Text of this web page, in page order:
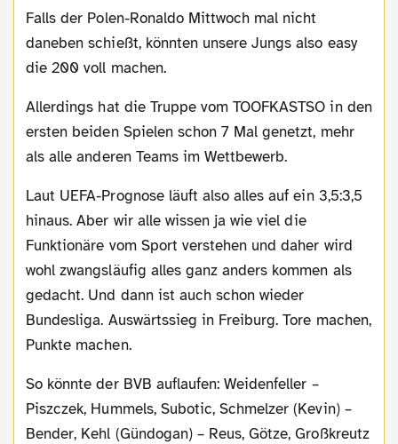
Falls der Polen-Ronaldo Mittwoch mal nicht
daneben schießt, könnten unsere Jungs also easy
die 200 voll machen.
Allerdings hat die Truppe vom TOOFKASTSO in den
ersten beiden Spielen schon 7 Mal genetzt, mehr
als alle anderen Teams im Wettbewerb.
Laut UEFA-Prognose läuft also alles auf ein 3,5:3,5
hinaus. Aber wir alle wissen ja wie viel die
Funktionäre vom Sport verstehen und daher wird
wohl zwangsläufig alles ganz anders kommen als
gedacht. Und dann ist auch schon wieder
Bundesliga. Auswärtssieg in Freiburg. Tore machen,
Punkte machen.
So könnte der BVB auflaufen: Weidenfeller –
Piszczek, Hummels, Subotic, Schmelzer (Kevin) –
Bender, Kehl (Gündogan) – Reus, Götze, Großkreutz